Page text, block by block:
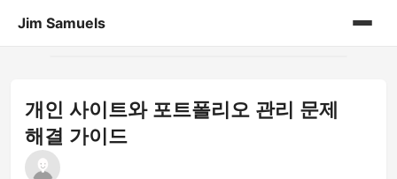
Jim Samuels
개인 포트폴리오
개인 사이트와 포트폴리오 관리 문제
해결 가이드